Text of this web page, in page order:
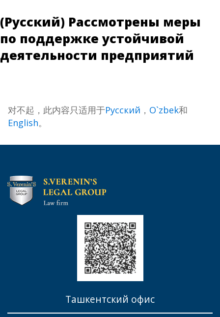
(Русский) Рассмотрены меры
по поддержке устойчивой
деятельности предприятий
对不起，此内容只适用于Русский ， O`zbek和
English。
Ташкентский офис